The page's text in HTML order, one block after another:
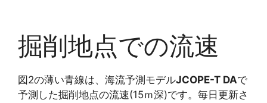
掘削地点での流速
図2の薄い青線は、海流予測モデルJCOPE-T DAで
予測した掘削地点の流速(15ｍ深)です。毎日更新さ